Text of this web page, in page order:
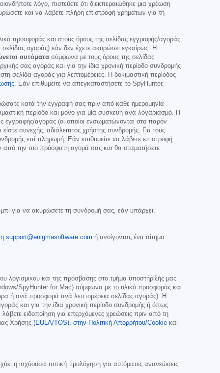
λόγο, πιστεύετε ότι διεκπεραιώθηκε μια χρέωση
και να λάβετε πλήρη επιστροφή χρημάτων για τη
προσφοράς και στους όρους της σελίδας εγγραφής/αγοράς
αγοράς) εάν δεν έχετε ακυρώσει εγκαίρως. Η
αυτόματα σύμφωνα με τους όρους της σελίδας
σας αγοράς και για την ίδια χρονική περίοδο συνδρομής
σελίδα αγοράς για λεπτομέρειες. Η δοκιμαστική περίοδος
. Εάν επιθυμείτε να απεγκαταστήσετε το SpyHunter,
κατά την εγγραφή σας πριν από κάθε ημερομηνία
περίοδο και μόνο για μία συσκευή ανά λογαριασμό. Η
εγγραφής/αγοράς (οι οποίοι ενσωματώνονται στο παρόν
συνεχής, αδιάλειπτος χρήστης συνδρομής. Για τους
επί πληρωμή. Εάν επιθυμείτε να λάβετε επιστροφή
από την πιο πρόσφατη αγορά σας και θα σταματήσετε
για να ακυρώσετε τη συνδρομή σας, εάν υπάρχει.
support@enigmasoftware.com ή ανοίγοντας ένα αίτημα
λογισμικού και της πρόσβασης στο τμήμα υποστήριξής μας
SpyHunter for Mac) σύμφωνα με το υλικό προσφοράς και
ή ανά προσφορά ανά λεπτομέρεια σελίδας αγοράς). Η
και για την ίδια χρονική περίοδο συνδρομής ή όπως
ειδοποίηση για επερχόμενες χρεώσεις πριν από τη
Χρήσης (EULA/TOS), στην Πολιτική Απορρήτου/Cookie και
η ισχύουσα τυπική τιμολόγηση για αυτόματες ανανεώσεις